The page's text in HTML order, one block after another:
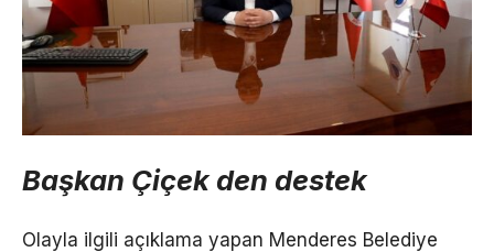
Başkan Çiçek den destek
Olayla ilgili açıklama yapan Menderes Belediye